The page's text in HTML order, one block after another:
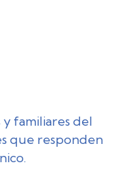
familiares del
que responden